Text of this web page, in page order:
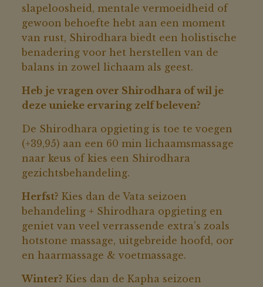
slapeloosheid, mentale vermoeidheid of
gewoon behoefte hebt aan een moment
van rust, Shirodhara biedt een holistische
benadering voor het herstellen van de
balans in zowel lichaam als geest.
Heb je vragen over Shirodhara of wil je
deze unieke ervaring zelf beleven?
De Shirodhara opgieting is toe te voegen
(+39,95) aan een 60 min lichaamsmassage
naar keus of kies een Shirodhara
gezichtsbehandeling.
Herfst? Kies dan de Vata seizoen
behandeling + Shirodhara opgieting en
geniet van veel verrassende extra’s zoals
hotstone massage, uitgebreide hoofd, oor
en haarmassage & voetmassage.
Winter? Kies dan de Kapha seizoen